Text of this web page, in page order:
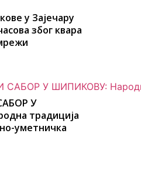
у Зајечару
због квара
У
традиција
уметничка